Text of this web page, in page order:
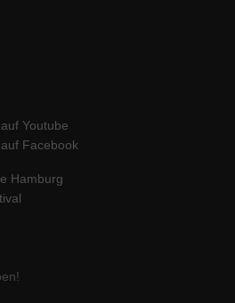
Youtube
Facebook
Hamburg